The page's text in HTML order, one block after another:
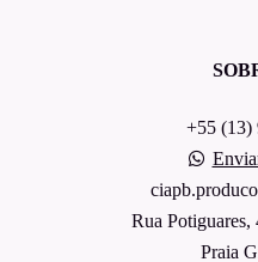
+55 (13)
Rua
Praia